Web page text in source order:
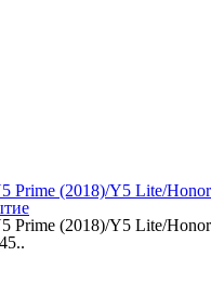
Prime (2018)/Y5 Lite/Honor
Prime (2018)/Y5 Lite/Honor